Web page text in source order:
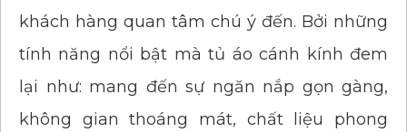
khách hàng quan tâm chú ý đến. Bởi những
tính năng nổi bật mà tủ áo cánh kính đem
lại như: mang đến sự ngăn nắp gọn gàng,
không gian thoáng mát, chất liệu phong